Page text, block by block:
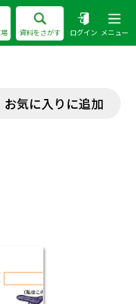
資料をさがす ログイン メニュー
お気に入りに追加